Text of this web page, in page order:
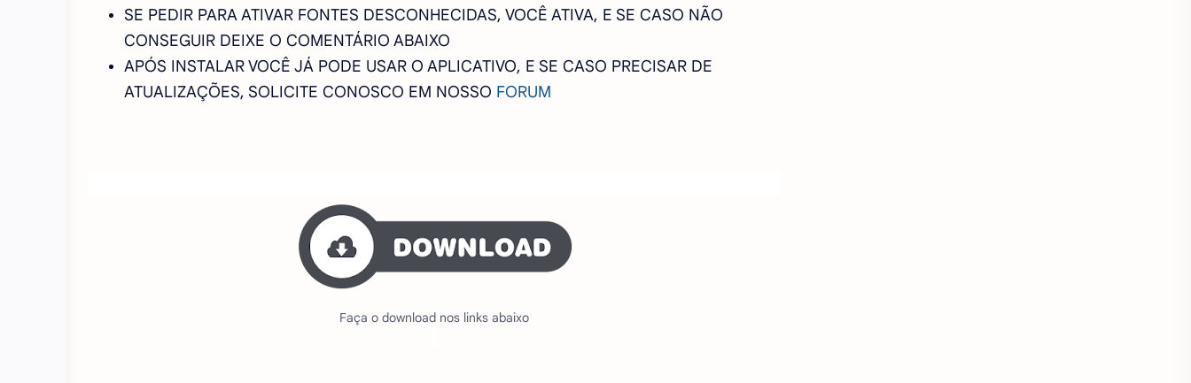
SE PEDIR PARA ATIVAR FONTES DESCONHECIDAS, VOCÊ ATIVA, E SE CASO NÃO
CONSEGUIR DEIXE O COMENTÁRIO ABAIXO
APÓS INSTALAR VOCÊ JÁ PODE USAR O APLICATIVO, E SE CASO PRECISAR DE
ATUALIZAÇÕES, SOLICITE CONOSCO EM NOSSO FORUM
Faça o download nos links abaixo